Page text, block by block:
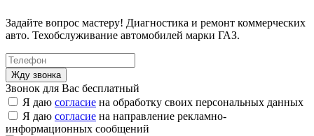
Задайте вопрос мастеру! Диагностика и ремонт коммерческих
авто. Техобслуживание автомобилей марки ГАЗ.
Звонок для Вас бесплатный
Я даю согласие на обработку своих персональных данных
Я даю согласие на направление рекламно-
информационных сообщений